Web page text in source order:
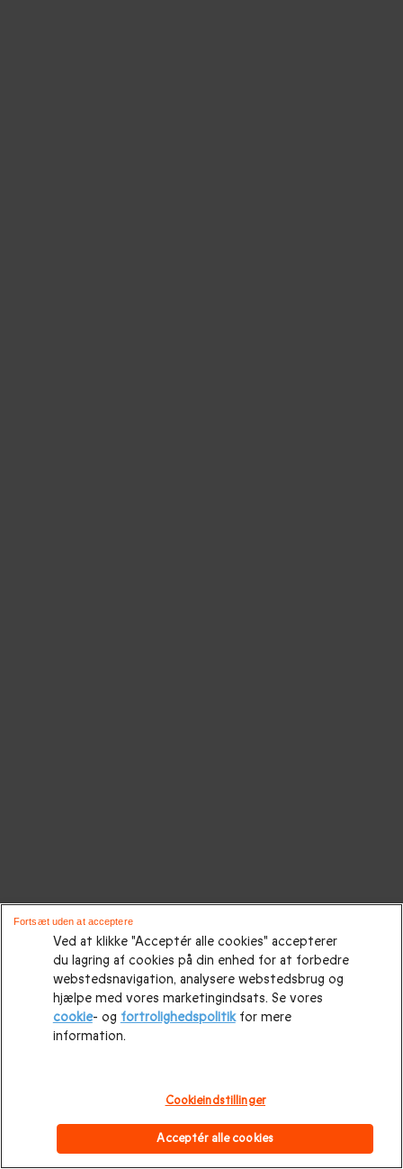
Ved at klikke "Acceptér alle cookies" accepterer
du lagring af cookies på din enhed for at forbedre
webstedsnavigation, analysere webstedsbrug og
hjælpe med vores marketingindsats. Se vores
cookie- og fortrolighedspolitikfor mere
information.
Cookieindstillinger
Acceptér alle cookies
Fortsæt uden at acceptere